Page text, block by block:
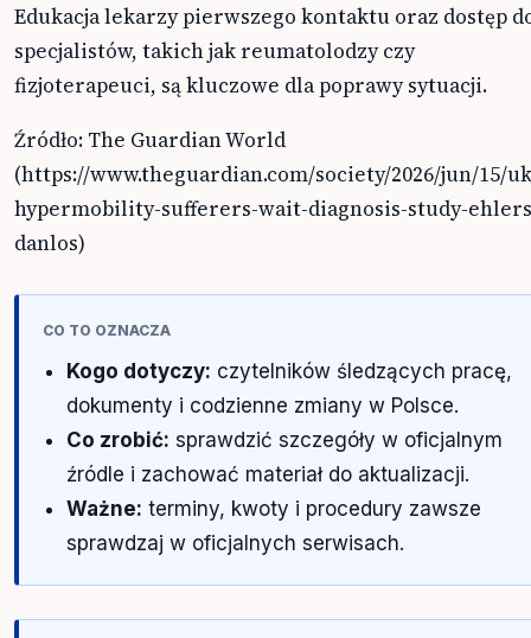
Edukacja lekarzy pierwszego kontaktu oraz dostęp
specjalistów, takich jak reumatolodzy czy
fizjoterapeuci, są kluczowe dla poprawy sytuacji.
Źródło: The Guardian World
(https://www.theguardian.com/society/2026/jun/15/
hypermobility-sufferers-wait-diagnosis-study-
danlos)
CO TO OZNACZA
Kogo dotyczy: czytelników śledzących pracę,
dokumenty i codzienne zmiany w Polsce.
Co zrobić: sprawdzić szczegóły w oficjalnym
źródle i zachować materiał do aktualizacji.
Ważne: terminy, kwoty i procedury zawsze
sprawdzaj w oficjalnych serwisach.